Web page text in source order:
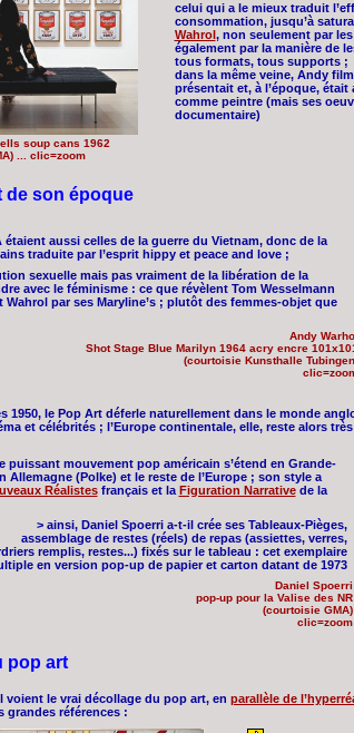
soup cans 1962
... clic=zoom
celui qui a le mieux traduit
consommation, jusqu’à
Wahrol, non seulement par
également par la manière de
tous formats, tous supports ;
dans la même veine, Andy
présentait et, à l’époque,
comme peintre (mais ses
documentaire)
de son époque
étaient aussi celles de la guerre du Vietnam, donc de la
traduite par l’esprit hippy et peace and love ;
sexuelle mais pas vraiment de la libération de la
avec le féminisme : ce que révèlent Tom Wesselmann
Wahrol par ses Maryline’s ; plutôt des femmes-objet que
Andy
Shot Stage Blue Marilyn 1964 acry encre
(courtoisie Kunsthalle
1950, le Pop Art déferle naturellement dans le monde
et célébrités ; l’Europe continentale, elle, reste alors
puissant mouvement pop américain s’étend en Grande-
Allemagne (Polke) et le reste de l’Europe ; son style a
Réalistesfrançais et la Figuration Narrativede la
> ainsi, Daniel Spoerri a-t-il crée ses Tableaux-Pièges,
assemblage de restes (réels) de repas (assiettes, verres,
remplis, restes...) fixés sur le tableau : cet exemplaire
en version pop-up de papier et carton datant de 1973
Daniel Spoerri
pop-up pour la Valise des NR
(courtoisie GMA)
clic=zoom
pop art
voient le vrai décollage du pop art, en parallèle de
grandes références :